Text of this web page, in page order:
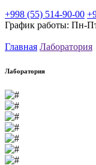
+998 (55) 514-90-00
График работы: Пн-
Главная Лаборатория
Лаборатория